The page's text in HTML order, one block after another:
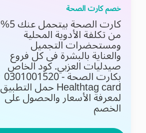
خصم كارت الصحة
كارت الصحة بيتحمل عنك 5% من تكلفة الأدوية المحلية
ومستحضرات التجميل
والعناية بالبشرة فى كل فروع
صيدليات العزبي. كود الخاص
بكارت الصحة - 0301001520Healthtag cardحمل التطبيق
لمعرفة الأسعار والحصول على
الخصم